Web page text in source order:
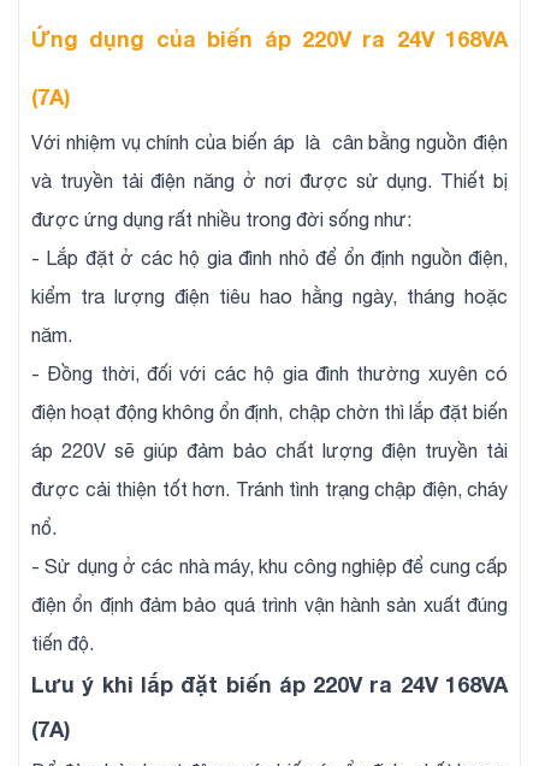
Ứng dụng của biến áp 220V ra 24V 168VA
(7A)
Với nhiệm vụ chính của biến áp là cân bằng nguồn điện
và truyền tải điện năng ở nơi được sử dụng. Thiết bị
được ứng dụng rất nhiều trong đời sống như:
- Lắp đặt ở các hộ gia đình nhỏ để ổn định nguồn điện,
kiểm tra lượng điện tiêu hao hằng ngày, tháng hoặc
năm.
- Đồng thời, đối với các hộ gia đình thường xuyên có
điện hoạt động không ổn định, chập chờn thì lắp đặt biến
áp 220V sẽ giúp đảm bảo chất lượng điện truyền tải
được cải thiện tốt hơn. Tránh tình trạng chập điện, cháy
nổ.
- Sử dụng ở các nhà máy, khu công nghiệp để cung cấp
điện ổn định đảm bảo quá trình vận hành sản xuất đúng
tiến độ.
Lưu ý khi lắp đặt biến áp 220V ra 24V 168VA
(7A)